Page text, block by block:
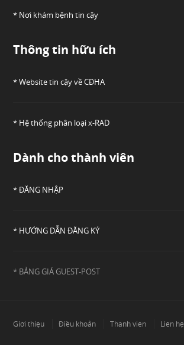
* Nơi khám bệnh tin cậy
Thông tin hữu ích
* Website tin cậy về CĐHA
* Hệ thống phân loại x-RAD
Dành cho thành viên
* ĐĂNG NHẬP
* HƯỚNG DẪN ĐĂNG KÝ
* BẢNG GIÁ GUEST-POST
Giới thiệu Điều khoản Thành viên Liên hệ